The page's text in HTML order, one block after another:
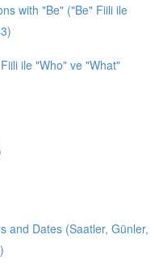
with "Be" ("Be" Fiili ile
ile "Who" ve "What"
and Dates (Saatler, Günler,